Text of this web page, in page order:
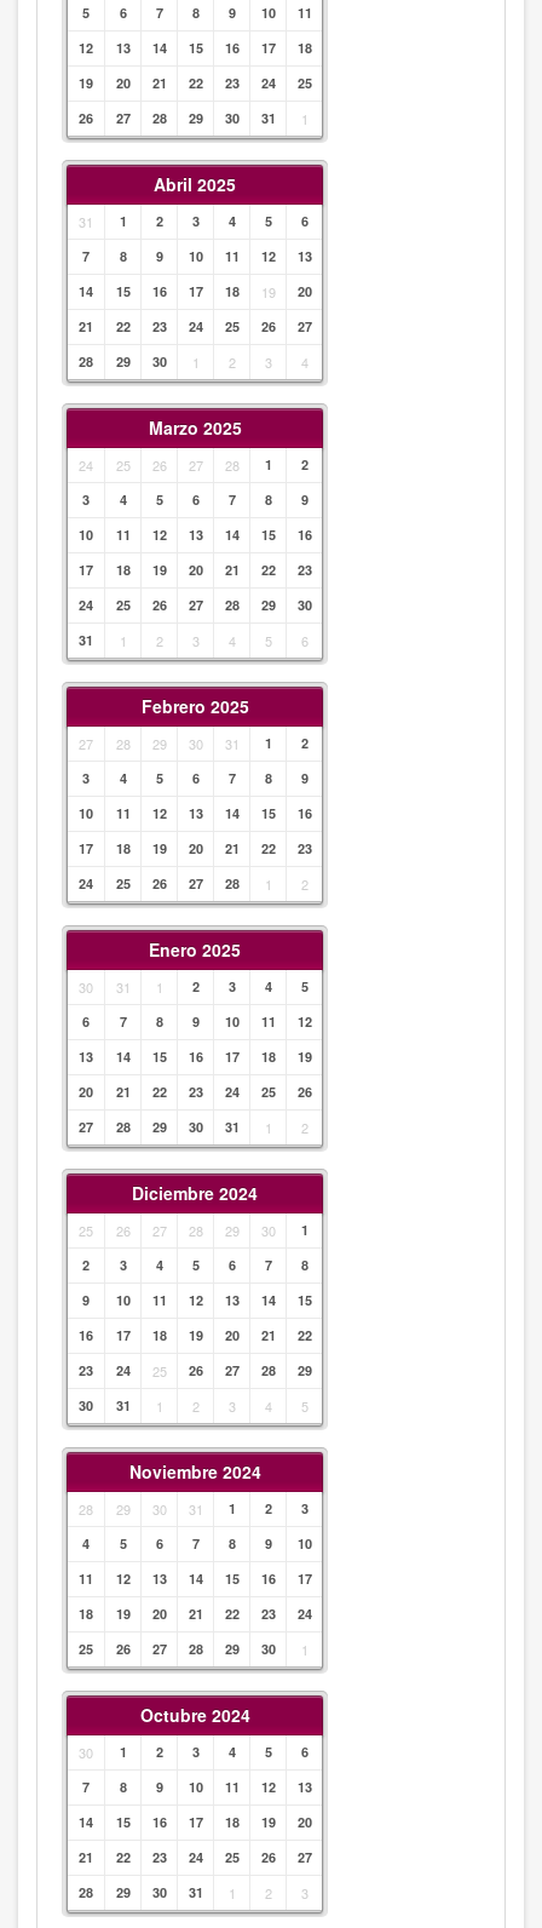
5 6 7 8 9 10
11
12
13 14 15 16 17
18
19
20 21 22 23 24
25
26
27 28 29 30 31 1
Abril 2025
31 1 2 3 4 5
6
7
8 9 10 11 12
13
14
15 16 17 18 19
20
21
22 23 24 25 26
27
28
29 30 1 2 3 4
Marzo 2025
24 25 26 27 28 1
2
3
4 5 6 7 8
9
10
11 12 13 14 15
16
17
18 19 20 21 22
23
24
25 26 27 28 29
30
31
1 2 3 4 5 6
Febrero 2025
27 28 29 30 31 1
2
3
4 5 6 7 8
9
10
11 12 13 14 15
16
17
18 19 20 21 22
23
24
25 26 27 28 1 2
Enero 2025
30 31 1 2 3 4
5
6
7 8 9 10 11
12
13
14 15 16 17 18
19
20
21 22 23 24 25
26
27
28 29 30 31 1 2
Diciembre 2024
25 26 27 28 29 30
1
2
3 4 5 6 7
8
9
10 11 12 13 14
15
16
17 18 19 20 21
22
23
24 25 26 27 28
29
30
31 1 2 3 4 5
Noviembre 2024
28 29 30 31 1 2
3
4
5 6 7 8 9
10
11
12 13 14 15 16
17
18
19 20 21 22 23
24
25
26 27 28 29 30 1
Octubre 2024
30 1 2 3 4 5
6
7
8 9 10 11 12
13
14
15 16 17 18 19
20
21
22 23 24 25 26
27
28
29 30 31 1 2 3